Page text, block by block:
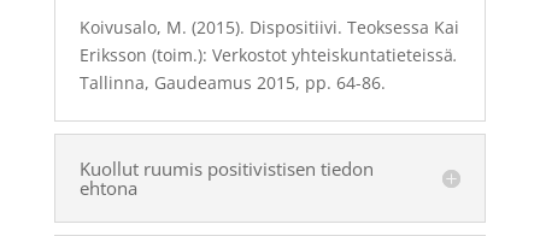
Koivusalo, M. (2015). Dispositiivi. Teoksessa Kai
Eriksson (toim.): Verkostot yhteiskuntatieteissä.
Tallinna, Gaudeamus 2015, pp. 64-86.
Kuollut ruumis positivistisen tiedon
ehtona